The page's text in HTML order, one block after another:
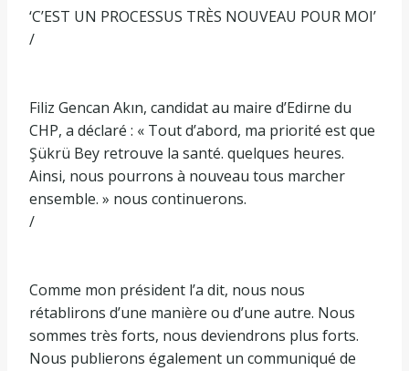
‘C’EST UN PROCESSUS TRÈS NOUVEAU POUR MOI’
/
Filiz Gencan Akın, candidat au maire d’Edirne du
CHP, a déclaré : « Tout d’abord, ma priorité est que
Şükrü Bey retrouve la santé. quelques heures.
Ainsi, nous pourrons à nouveau tous marcher
ensemble. » nous continuerons.
/
Comme mon président l’a dit, nous nous
rétablirons d’une manière ou d’une autre. Nous
sommes très forts, nous deviendrons plus forts.
Nous publierons également un communiqué de